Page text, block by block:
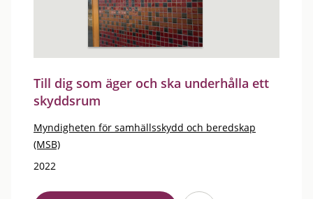
Till dig som äger och ska underhålla ett
skyddsrum
Myndigheten för samhällsskydd och beredskap
(MSB)
2022